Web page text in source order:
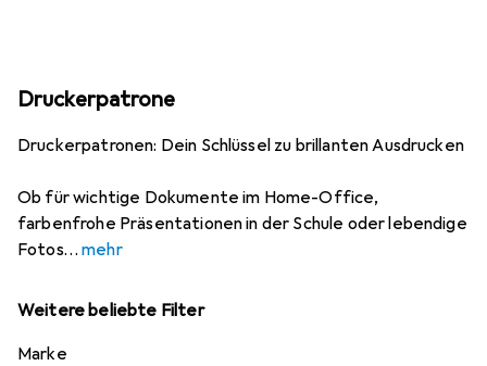
Druckerpatrone
Druckerpatronen: Dein Schlüssel zu brillanten Ausdrucken
Ob für wichtige Dokumente im Home-Office,
farbenfrohe Präsentationen in der Schule oder lebendige
Fotos
mehr
Weitere beliebte Filter
Marke